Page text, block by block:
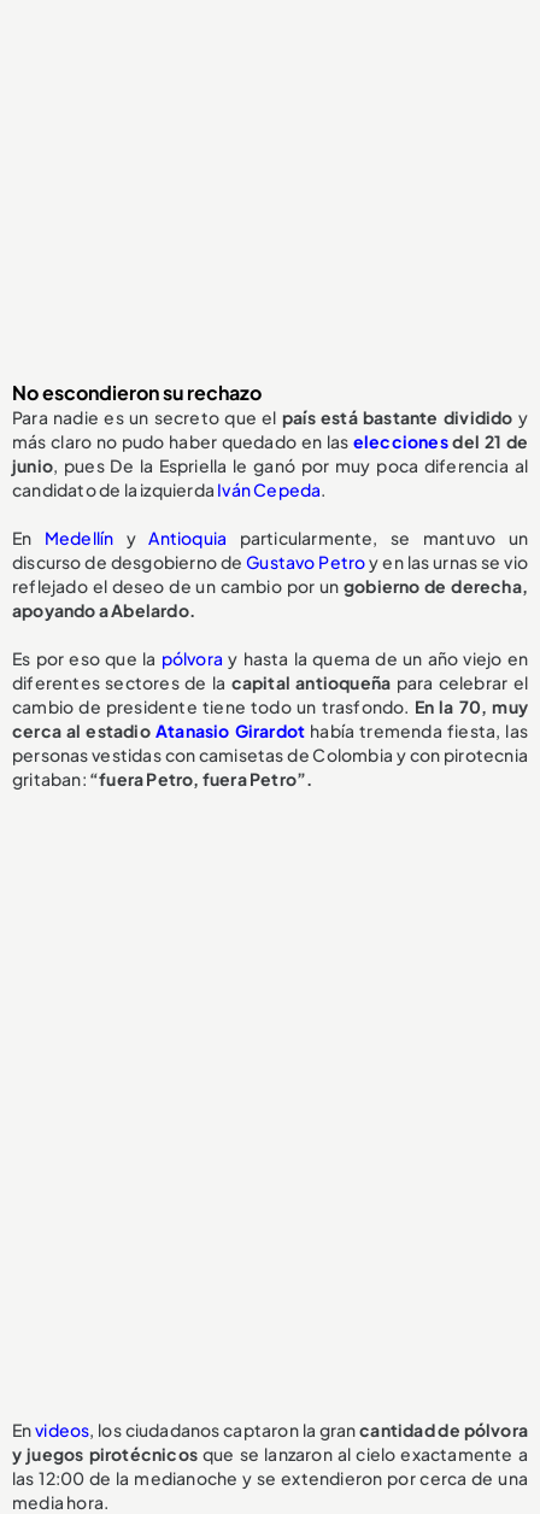
No escondieron su rechazo
Para nadie es un secreto que el país está bastante dividido y
más claro no pudo haber quedado en las eleccionesdel 21 de
junio, pues De la Espriella le ganó por muy poca diferencia al
candidato de la izquierda Iván Cepeda.
En Medellín yAntioquia particularmente, se mantuvo un
discurso de desgobierno deGustavo Petroy en las urnas se vio
reflejado el deseo de un cambio por un gobierno de derecha,
apoyando a Abelardo.
Es por eso que la pólvoray hasta la quema de un año viejo en
diferentes sectores de la capital antioqueña para celebrar el
cambio de presidente tiene todo un trasfondo. En la 70, muy
cerca al estadio Atanasio Girardot había tremenda fiesta, las
personas vestidas con camisetas de Colombia y con pirotecnia
gritaban: “fuera Petro, fuera Petro”.
Envideos, los ciudadanos captaron la grancantidad de pólvora
y juegos pirotécnicosque se lanzaron al cielo exactamente a
las 12:00 de la medianoche y se extendieron por cerca de una
media hora.